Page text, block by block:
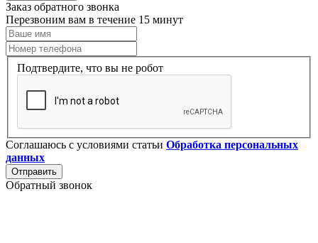
Заказ обратного звонка
Перезвоним вам в течение 15 минут
Подтвердите, что вы не робот
Соглашаюсь с условиями статьи Обработка персональных
данных
Отправить
Обратный звонок